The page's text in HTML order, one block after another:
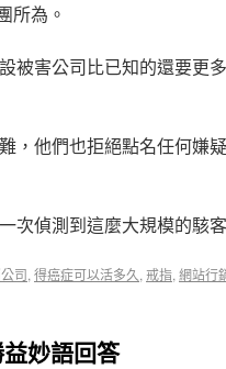
所為。
被害公司比已知的還要更多
，他們也拒絕點名任何嫌
次偵測到這麼大規模的駭
司, 得癌症可以活多久, 戒指, 網站行
妙語回答